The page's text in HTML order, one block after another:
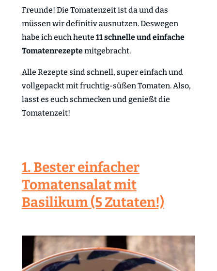
Freunde! Die Tomatenzeit ist da und das
müssen wir definitiv ausnutzen. Deswegen
habe ich euch heute 11 schnelle und einfache
Tomatenrezeptemitgebracht.
Alle Rezepte sind schnell, super einfach und
vollgepackt mit fruchtig-süßen Tomaten. Also,
lasst es euch schmecken und genießt die
Tomatenzeit!
1. Bester einfacher
Tomatensalat mit
Basilikum (5 Zutaten!)